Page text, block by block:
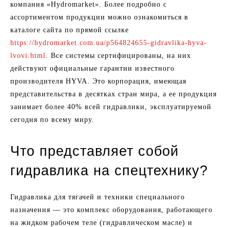
компания «Hydromarket». Более подробно с
ассортиментом продукции можно ознакомиться в
каталоге сайта по прямой ссылке
https://hydromarket.com.ua/p564824655-gidravlika-hyva-
lvovi.html. Все системы сертифицированы, на них
действуют официальные гарантии известного
производителя HYVA. Это корпорация, имеющая
представительства в десятках стран мира, а ее продукция
занимает более 40% всей гидравлики, эксплуатируемой
сегодня по всему миру.
Что представляет собой
гидравлика на спецтехнику?
Гидравлика для тягачей и техники специального
назначения — это комплекс оборудования, работающего
на жидком рабочем теле (гидравлическом масле) и